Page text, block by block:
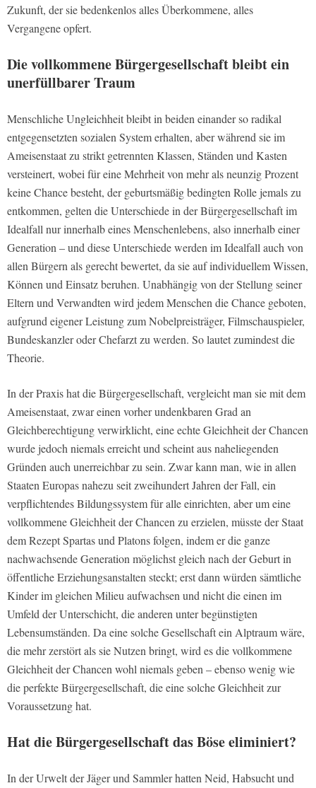
Zukunft, der sie bedenkenlos alles Überkommene, alles
Vergangene opfert.
Die vollkommene Bürgergesellschaft bleibt ein
unerfüllbarer Traum
Menschliche Ungleichheit bleibt in beiden einander so radikal
entgegensetzten sozialen System erhalten, aber während sie im
Ameisenstaat zu strikt getrennten Klassen, Ständen und Kasten
versteinert, wobei für eine Mehrheit von mehr als neunzig Prozent
keine Chance besteht, der geburtsmäßig bedingten Rolle jemals zu
entkommen, gelten die Unterschiede in der Bürgergesellschaft im
Idealfall nur innerhalb eines Menschenlebens, also innerhalb einer
Generation – und diese Unterschiede werdenim Idealfallauch von
allen Bürgern als gerecht bewertet, da sie auf individuellem Wissen,
Können und Einsatz beruhen. Unabhängig von der Stellung seiner
Eltern und Verwandten wird jedem Menschen die Chance geboten,
aufgrund eigener Leistung zum Nobelpreisträger, Filmschauspieler,
Bundeskanzler oder Chefarzt zu werden. So lautet zumindest die
Theorie.
In der Praxis hat die Bürgergesellschaft, vergleicht man sie mit dem
Ameisenstaat, zwar einen vorher undenkbaren Grad an
Gleichberechtigung verwirklicht, eine echte Gleichheit der Chancen
wurde jedoch niemals erreicht und scheint aus naheliegenden
Gründen auch unerreichbar zu sein. Zwar kann man, wie in allen
Staaten Europas nahezu seit zweihundert Jahren der Fall, ein
verpflichtendes Bildungssystem für alle einrichten, aber um eine
vollkommene Gleichheit der Chancen zu erzielen, müsste der Staat
dem Rezept Spartas und Platons folgen, indem er die ganze
nachwachsende Generation möglichst gleich nach der Geburt in
öffentliche Erziehungsanstalten steckt; erst dann würden sämtliche
Kinder im gleichen Milieu aufwachsen und nicht die einen im
Umfeld der Unterschicht, die anderen unter begünstigten
Lebensumständen. Da eine solche Gesellschaft ein Alptraum wäre,
die mehr zerstört als sie Nutzen bringt, wird es die vollkommene
Gleichheit der Chancen wohl niemals geben – ebenso wenig wie
die perfekte Bürgergesellschaft, die eine solche Gleichheit zur
Voraussetzung hat.
Hat die Bürgergesellschaft das Böse eliminiert?
In der Urwelt der Jäger und Sammler hatten Neid, Habsucht und